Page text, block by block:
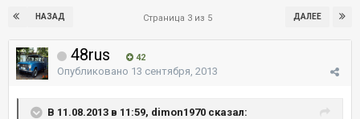
НАЗАД ДАЛЕЕ
Страница 3 из 5
48rus 42
Опубликовано 13 сентября, 2013
В 11.08.2013 в 11:59, dimon1970 сказал: